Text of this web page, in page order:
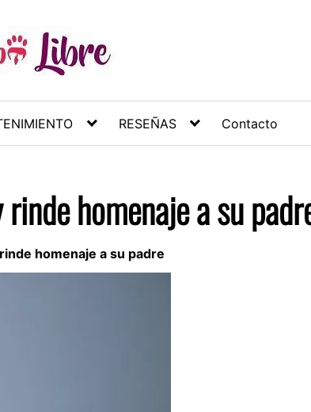
RESEÑAS Contacto
homenaje a su
homenaje a su padre